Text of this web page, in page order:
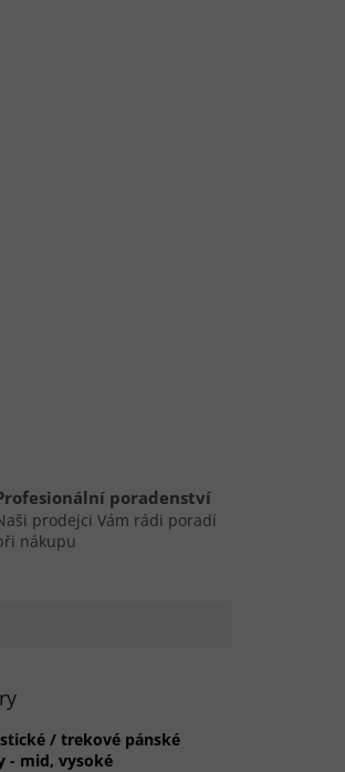
poradenství
prodejci Vám rádi poradí
nákupu
/ trekové pánské
- mid, vysoké